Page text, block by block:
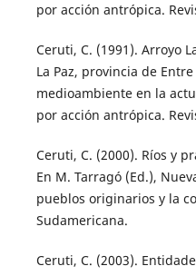
por acción antrópica.
Ceruti, C. (1991). Arroyo
La Paz, provincia de
medioambiente en la
por acción antrópica.
Ceruti, C. (2000). Ríos y
En M. Tarragó (Ed.),
pueblos originarios y la
Sudamericana.
Ceruti, C. (2003).